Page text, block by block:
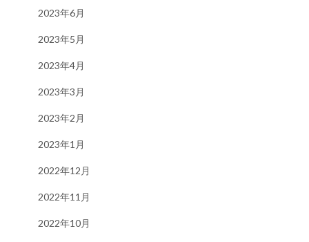
2023年6月
2023年5月
2023年4月
2023年3月
2023年2月
2023年1月
2022年12月
2022年11月
2022年10月